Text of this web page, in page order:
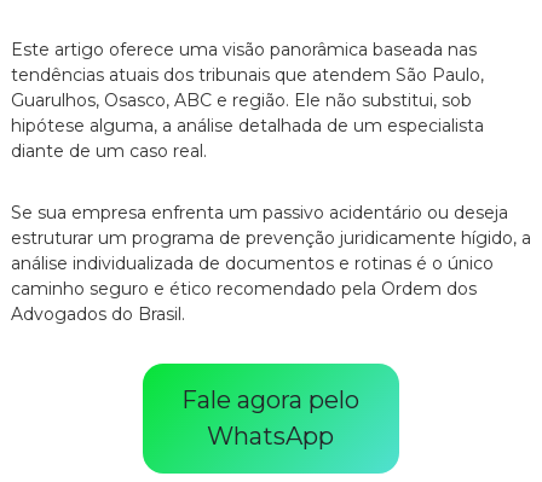
Este artigo oferece uma visão panorâmica baseada nas
tendências atuais dos tribunais que atendem São Paulo,
Guarulhos,Osasco,ABC e região. Ele não substitui,sob
hipótese alguma,a análise detalhada de um especialista
diante de um caso real.
Se sua empresa enfrenta um passivo acidentário ou deseja
estruturar um programa de prevenção juridicamente hígido,a
análise individualizada de documentos e rotinas é o único
caminho seguro e ético recomendado pela Ordem dos
Advogados do Brasil.
Fale agora pelo
WhatsApp